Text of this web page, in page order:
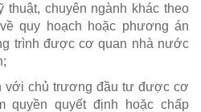
thuật, chuyên ngành khác theo
quy hoạch hoặc phương án
trình được cơ quan nhà nước
với chủ trương đầu tư được cơ
quyền quyết định hoặc chấp